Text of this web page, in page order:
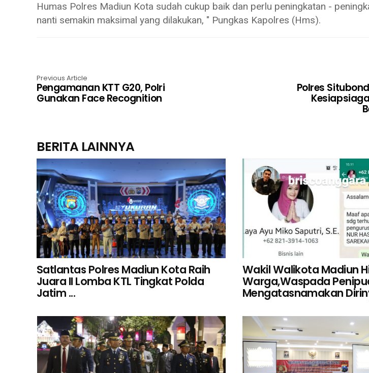
Humas Polres Madiun Kota sudah cukup baik dan perlu peningkatan -
nanti semakin maksimal yang dilakukan, " Pungkas Kapolres (Hms).
Previous Article
Pengamanan KTT G20, Polri
Gunakan Face Recognition
Polres
BERITA LAINNYA
Satlantas Polres Madiun Kota Raih
Juara II Lomba KTL Tingkat Polda
Jatim ...
Wakil Walikota Madiun
Warga,Waspada
Mengatasnamakan